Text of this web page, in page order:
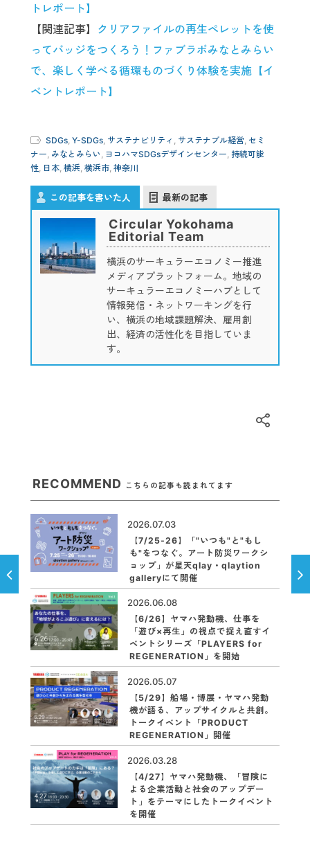
トレポート】
【関連記事】 クリアファイルの再生ペレットを使
ってバッジをつくろう！ファブラボみなとみらい
で、楽しく学べる循環ものづくり体験を実施【イ
ベントレポート】
SDGs Y-SDGs サステナビリティ サステナブル経営 セミ
ナー みなとみらい ヨコハマSDGsデザインセンター 持続可能
性 日本 横浜 横浜市 神奈川
この記事を書いた人 最新の記事
Circular Yokohama
Editorial Team
横浜のサーキュラーエコノミー推進
メディアプラットフォーム。地域の
サーキュラーエコノミーハブとして
情報発信・ネットワーキングを行
い、横浜の地域課題解決、雇用創
出、経済の活性化を目指していま
す。
RECOMMEND こちらの記事も読まれてます
2026.07.03
【7/25-26】「"いつも"と"もし
も"をつなぐ。アート防災ワークシ
ョップ」が星天qlay・qlaytion
galleryにて開催
2026.06.08
【6/26】ヤマハ発動機、仕事を
「遊び×再生」の視点で捉え直すイ
ベントシリーズ「PLAYERS for
REGENERATION」を開始
2026.05.07
【5/29】船場・博展・ヤマハ発動
機が語る、アップサイクルと共創。
トークイベント「PRODUCT
REGENERATION」開催
2026.03.28
【4/27】ヤマハ発動機、「冒険に
よる企業活動と社会のアップデー
ト」をテーマにしたトークイベント
を開催